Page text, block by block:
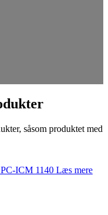
såsom produktet med
ICM 1140 Læs mere